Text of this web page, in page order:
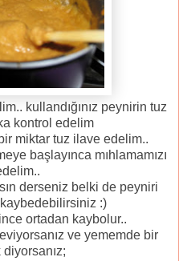
kullandığınız peynirin tuz
kontrol edelim
miktar tuz ilave edelim..
başlayınca mıhlamamızı
derseniz belki de peyniri
:)
ortadan kaybolur..
ve yememde bir
diyorsanız;